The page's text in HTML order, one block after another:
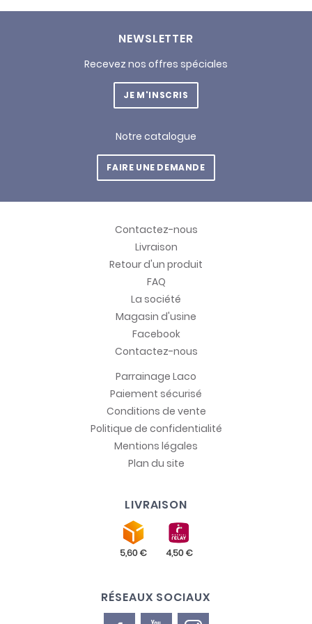
NEWSLETTER
Recevez nos offres spéciales
JE M'INSCRIS
Notre catalogue
FAIRE UNE DEMANDE
Contactez-nous
Livraison
Retour d'un produit
FAQ
La société
Magasin d'usine
Facebook
Contactez-nous
Parrainage Laco
Paiement sécurisé
Conditions de vente
Politique de confidentialité
Mentions légales
Plan du site
LIVRAISON
RÉSEAUX SOCIAUX